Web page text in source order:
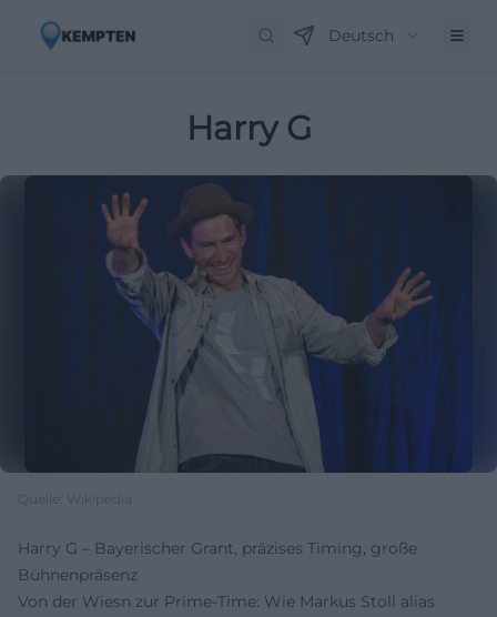
Deutsch
Harry G
Quelle: Wikipedia
Harry G – Bayerischer Grant, präzises Timing, große
Bühnenpräsenz
Von der Wiesn zur Prime-Time: Wie Markus Stoll alias